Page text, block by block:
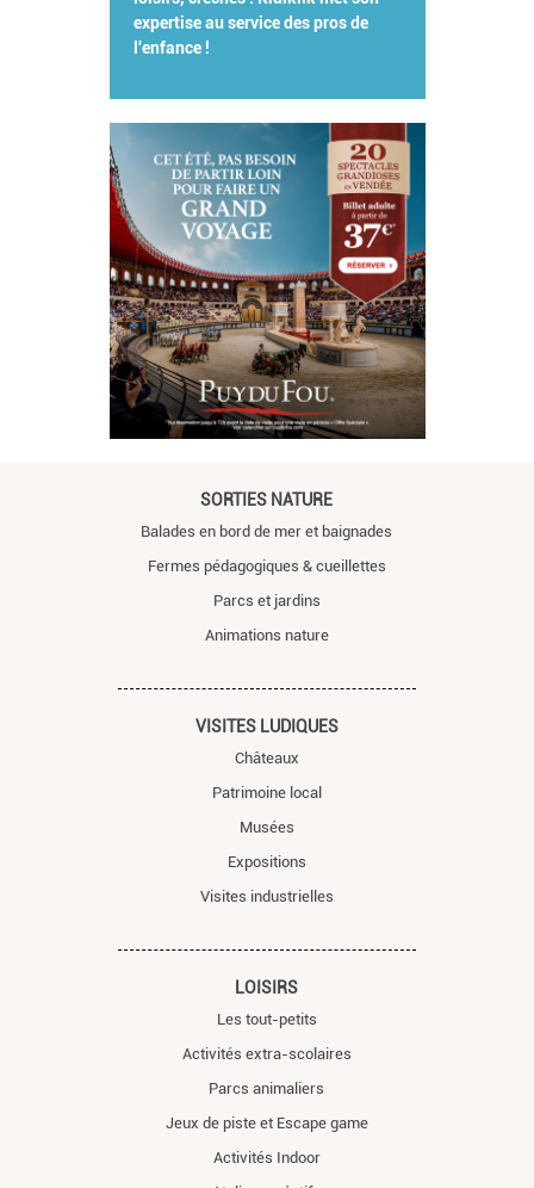
expertise au service des pros de
l'enfance !
SORTIES NATURE
Balades en bord de mer et baignades
Fermes pédagogiques & cueillettes
Parcs et jardins
Animations nature
VISITES LUDIQUES
Châteaux
Patrimoine local
Musées
Expositions
Visites industrielles
LOISIRS
Les tout-petits
Activités extra-scolaires
Parcs animaliers
Jeux de piste et Escape game
Activités Indoor